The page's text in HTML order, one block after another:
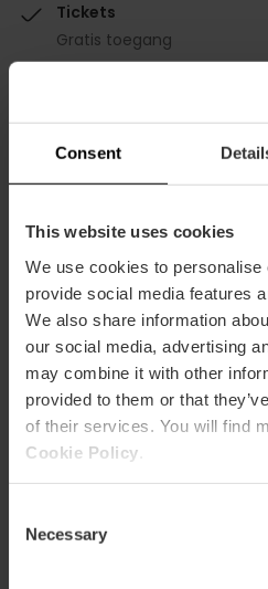
Consent
This website uses cookies
We use cookies to personalise
provide social media features
We also share information
our social media, advertising
may combine it with other
provided to them or that
of their services. You will find
Cookie Policy
Selection
Necessary
Tickets
Gratis toegang
Hoe te arriveren
Metro
L3,L5
Bus
8,10,13,18,30, 32,40,93,94,C1,
Calle Cirilo Amorós &
Valencia, España